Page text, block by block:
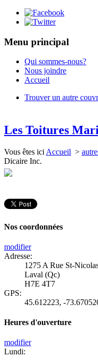
Menu principal
Qui sommes-nous?
Nous joindre
Accueil
Trouver un autre
Les Toitures
Vous êtes ici Accueil >
Dicaire Inc.
Nos coordonnées
modifier
Adresse:
1275 A Rue St-
Laval (Qc)
H7E 4T7
GPS:
45.612223, -
Heures d'ouverture
modifier
Lundi: